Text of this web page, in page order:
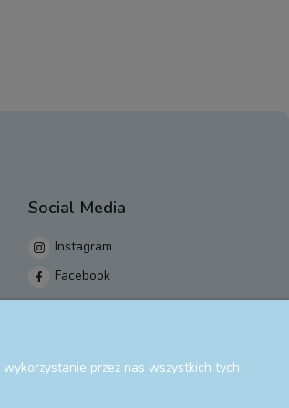
Social Media
Instagram
Facebook
przez nas wszystkich tych